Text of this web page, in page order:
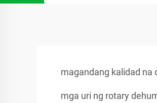
magandang kalidad na
mga uri ng rotary